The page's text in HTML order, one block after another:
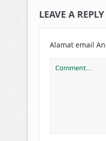
LEAVE A REPLY
Alamat email